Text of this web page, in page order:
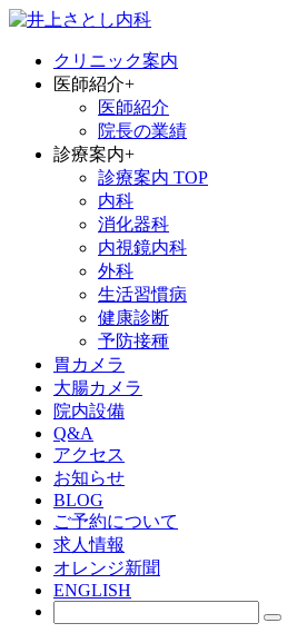
クリニック案内
医師紹介+
医師紹介
院長の業績
診療案内+
診療案内 TOP
内科
消化器科
内視鏡内科
外科
生活習慣病
健康診断
予防接種
胃カメラ
大腸カメラ
院内設備
Q&A
アクセス
お知らせ
BLOG
ご予約について
求人情報
オレンジ新聞
ENGLISH